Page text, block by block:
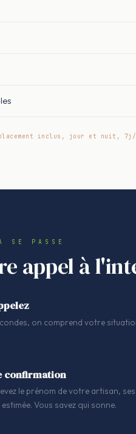
inclus, jour et nuit,
SE PASSE
appel à
on comprend votre
confirmation
le prénom de votre artisan,
Vous savez qui sonne.